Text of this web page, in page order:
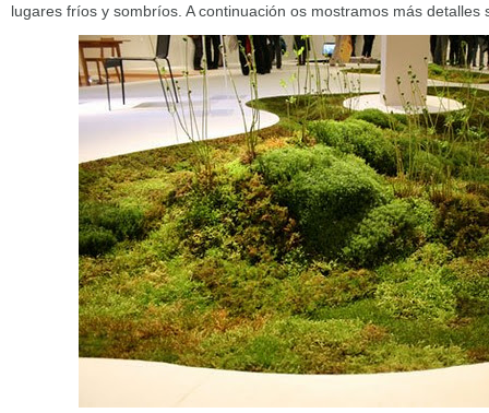
lugares fríos y sombríos. A continuación os mostramos más detalles